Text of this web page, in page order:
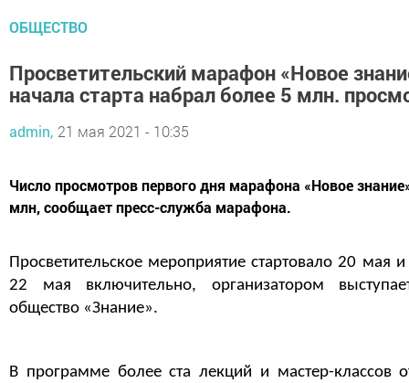
ОБЩЕСТВО
Просветительский марафон «Новое
начала старта набрал более 5 млн.
admin, 21 мая 2021 - 10:35
Число просмотров первого дня марафона «Новое
млн, сообщает пресс-служба марафона.
Просветительское мероприятие стартовало 20 мая
22 мая включительно, организатором
общество «Знание».
В программе более ста лекций и мастер-классов